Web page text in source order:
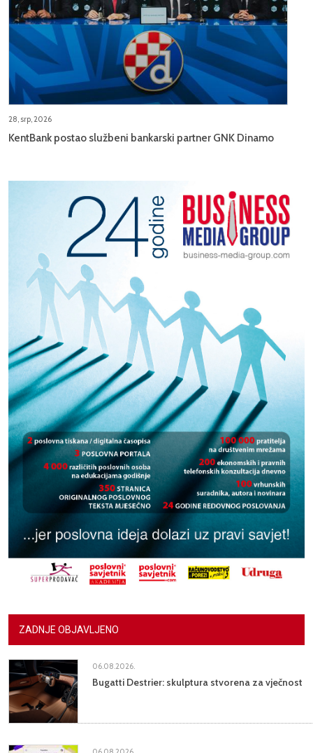
28, srp, 2026
KentBank postao službeni bankarski partner GNK Dinamo
ZADNJE OBJAVLJENO
06.08.2026.
Bugatti Destrier: skulptura stvorena za vječnost